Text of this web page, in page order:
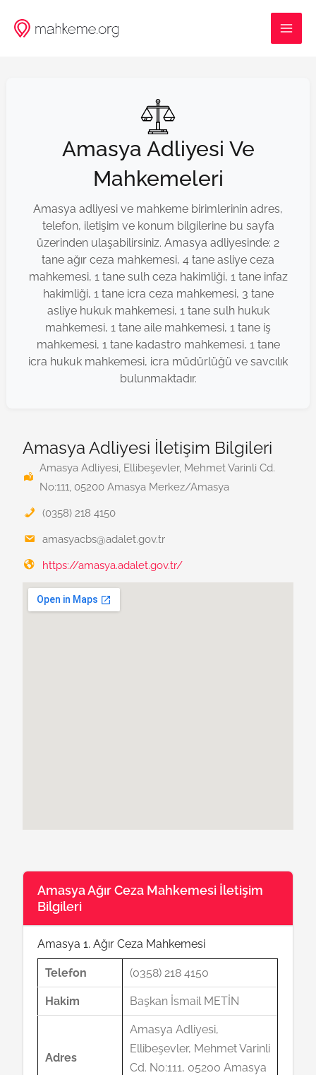
atla
Amasya Adliyesi Ve
Mahkemeleri
Amasya adliyesi ve mahkeme birimlerinin adres,
telefon, iletişim ve konum bilgilerine bu sayfa
üzerinden ulaşabilirsiniz. Amasya adliyesinde: 2
tane ağır ceza mahkemesi, 4 tane asliye ceza
mahkemesi, 1 tane sulh ceza hakimliği, 1 tane infaz
hakimliği, 1 tane icra ceza mahkemesi, 3 tane
asliye hukuk mahkemesi, 1 tane sulh hukuk
mahkemesi, 1 tane aile mahkemesi, 1 tane iş
mahkemesi, 1 tane kadastro mahkemesi, 1 tane
icra hukuk mahkemesi, icra müdürlüğü ve savcılık
bulunmaktadır.
Amasya Ağır Ceza Mahkemesi İletişim
Bilgileri
Amasya 1. Ağır Ceza Mahkemesi
Telefon (0358) 218 4150
Hakim Başkan İsmail METİN
Adres
Amasya Adliyesi,
Ellibeşevler, Mehmet Varinli
Cd. No:111, 05200 Amasya
Amasya Adliyesi İletişim Bilgileri
Amasya Adliyesi, Ellibeşevler, Mehmet Varinli Cd.
No:111, 05200 Amasya Merkez/Amasya
(0358) 218 4150
amasyacbs@adalet.gov.tr
https://amasya.adalet.gov.tr/